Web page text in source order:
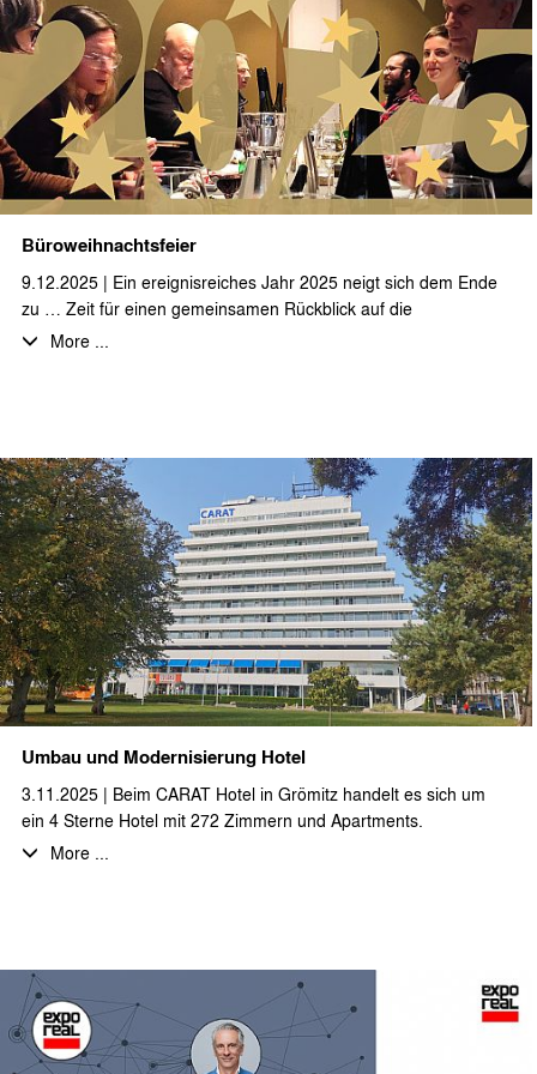
Es handelt sich um einen dreigeschossigen Baukörper mit einer
BGF von ca. 2.400 qm. Mit der Pfahlgründung und den
notwendigen Verbauarbeiten für die Tiefgarage wird im Februar
begonnen. Durch unser Büro werden die LP 5-7 sowie die
künstlerische Oberleitung durchgeführt.
Wir wünschen unserem Auftraggeber sowie allen am Bau
Beteiligten viel Erfolg bei der Realisierung.
Büroweihnachtsfeier
9.12.2025 | Ein ereignisreiches Jahr 2025 neigt sich dem Ende
zu … Zeit für einen gemeinsamen Rückblick auf die
Herausforderungen und Erfolge, die vielen bearbeiteten und
Vor allem aber Zeit für einen gemütlichen Abend bei leckerem
Essen und erlesenen Getränken mit den Kolleginnen und
Kollegen.
Wir sagen DANKE! für die Zusammenarbeit im letzten Jahr und
wünschen allen Auftraggeber*innen, Geschäftspartner*innen
und dem ganzen Team eine schöne Adventszeit!
More ...
Umbau und Modernisierung Hotel
3.11.2025 | Beim CARAT Hotel in Grömitz handelt es sich um
ein 4 Sterne Hotel mit 272 Zimmern und Apartments.
Hier werden zurzeit umfangreiche Umbau- und
Technikflächen modernisiert. Staehr + partner architekten
unterstützt den Hoteleigentümer durch die Erbringung von
Entwurfs- und Ausführungsplanung, sowie die Erstellung von
Ausschreibungsunterlagen und Mitwirkung bei der Vergabe. Wir
More ...